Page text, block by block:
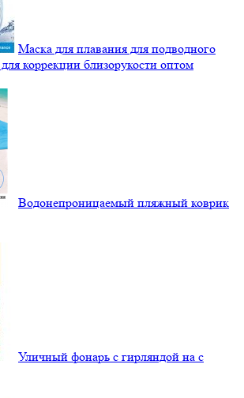
Маска для плавания для подводного
коррекции близорукости оптом
Водонепроницаемый пляжный коврик
Уличный фонарь с гирляндой на с